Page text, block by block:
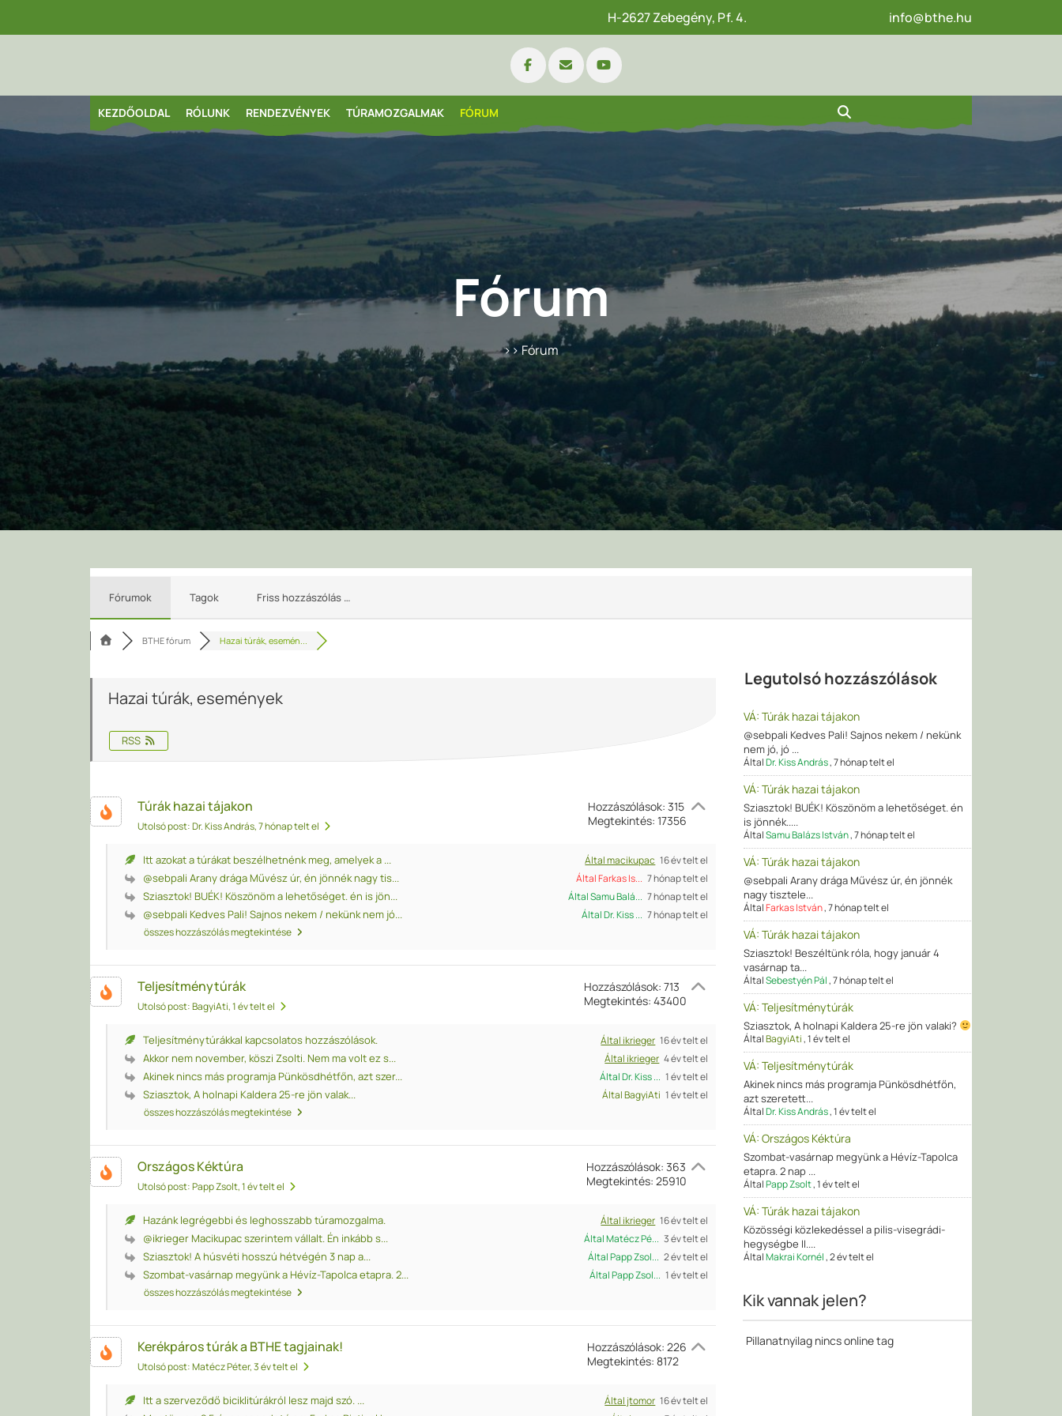
H-2627 Zebegény, Pf. 4. info@bthe.hu
KEZDŐOLDAL RÓLUNK RENDEZVÉNYEK TÚRAMOZGALMAK FÓRUM
Fórum
>> Fórum
Fórumok Tagok Friss hozzászólás …
BTHE fórum Hazai túrák, esemén...
Hazai túrák, események
RSS
Túrák hazai tájakon
Utolsó post: Dr. Kiss András, 7 hónap telt el
Hozzászólások: 315
Megtekintés: 17356
Itt azokat a túrákat beszélhetnénk meg, amelyek a ... Által macikupac 16 év telt el
@sebpali Arany drága Művész úr, én jönnék nagy tis... Által Farkas Is... 7 hónap telt el
Sziasztok! BUÉK! Köszönöm a lehetőséget. én is jön... Által Samu Balá... 7 hónap telt el
@sebpali Kedves Pali! Sajnos nekem / nekünk nem jó... Által Dr. Kiss ... 7 hónap telt el
összes hozzászólás megtekintése
Teljesítménytúrák
Utolsó post: BagyiAti, 1 év telt el
Hozzászólások: 713
Megtekintés: 43400
Teljesítménytúrákkal kapcsolatos hozzászólások. Által ikrieger 16 év telt el
Akkor nem november, köszi Zsolti. Nem ma volt ez s... Által ikrieger 4 év telt el
Akinek nincs más programja Pünkösdhétfőn, azt szer... Által Dr. Kiss ... 1 év telt el
Sziasztok, A holnapi Kaldera 25-re jön valak... Által BagyiAti 1 év telt el
összes hozzászólás megtekintése
Országos Kéktúra
Utolsó post: Papp Zsolt, 1 év telt el
Hozzászólások: 363
Megtekintés: 25910
Hazánk legrégebbi és leghosszabb túramozgalma. Által ikrieger 16 év telt el
@ikrieger Macikupac szerintem vállalt. Én inkább s... Által Matécz Pé... 3 év telt el
Sziasztok! A húsvéti hosszú hétvégén 3 nap a... Által Papp Zsol... 2 év telt el
Szombat-vasárnap megyünk a Hévíz-Tapolca etapra. 2... Által Papp Zsol... 1 év telt el
összes hozzászólás megtekintése
Kerékpáros túrák a BTHE tagjainak!
Utolsó post: Matécz Péter, 3 év telt el
Hozzászólások: 226
Megtekintés: 8172
Itt a szerveződő biciklitúrákról lesz majd szó. ... Által jtomor 16 év telt el
Legutolsó hozzászólások
VÁ: Túrák hazai tájakon
@sebpali Kedves Pali! Sajnos nekem / nekünk
nem jó, jó ...
ÁltalDr. Kiss András,7 hónap telt el
VÁ: Túrák hazai tájakon
Sziasztok! BUÉK! Köszönöm a lehetőséget. én
is jönnék.....
ÁltalSamu Balázs István,7 hónap telt el
VÁ: Túrák hazai tájakon
@sebpali Arany drága Művész úr, én jönnék
nagy tisztele...
ÁltalFarkas István,7 hónap telt el
VÁ: Túrák hazai tájakon
Sziasztok! Beszéltünk róla, hogy január 4
vasárnap ta...
ÁltalSebestyén Pál,7 hónap telt el
VÁ: Teljesítménytúrák
Sziasztok, A holnapi Kaldera 25-re jön valaki?
ÁltalBagyiAti,1 év telt el
VÁ: Teljesítménytúrák
Akinek nincs más programja Pünkösdhétfőn,
azt szeretett...
ÁltalDr. Kiss András,1 év telt el
VÁ: Országos Kéktúra
Szombat-vasárnap megyünk a Hévíz-Tapolca
etapra. 2 nap ...
ÁltalPapp Zsolt,1 év telt el
VÁ: Túrák hazai tájakon
Közösségi közlekedéssel a pilis-visegrádi-
hegységbe II....
ÁltalMakrai Kornél,2 év telt el
Kik vannak jelen?
Pillanatnyilag nincs online tag